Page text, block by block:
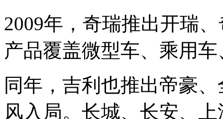
2009年，奇瑞推出开瑞
产品覆盖微型车、乘用
同年，吉利也推出帝豪
风入局。长城、长安、